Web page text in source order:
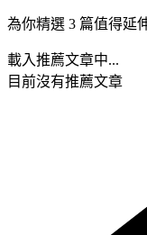
為你精選 3 篇值得延
載入推薦文章中...
目前沒有推薦文章